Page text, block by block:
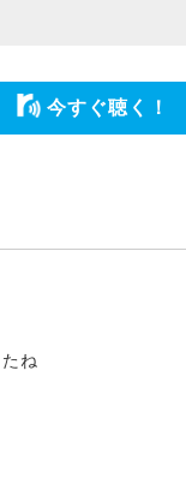
今すぐ聴く！
ね